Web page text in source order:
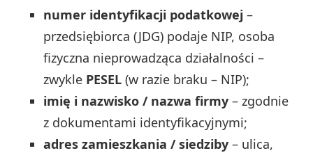
numer identyfikacji podatkowej –
przedsiębiorca (JDG) podaje NIP, osoba
fizyczna nieprowadząca działalności –
zwykle PESEL (w razie braku – NIP);
imię i nazwisko / nazwa firmy – zgodnie
z dokumentami identyfikacyjnymi;
adres zamieszkania / siedziby – ulica,